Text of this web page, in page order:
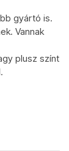
gyártó is.
Vannak
plusz színt